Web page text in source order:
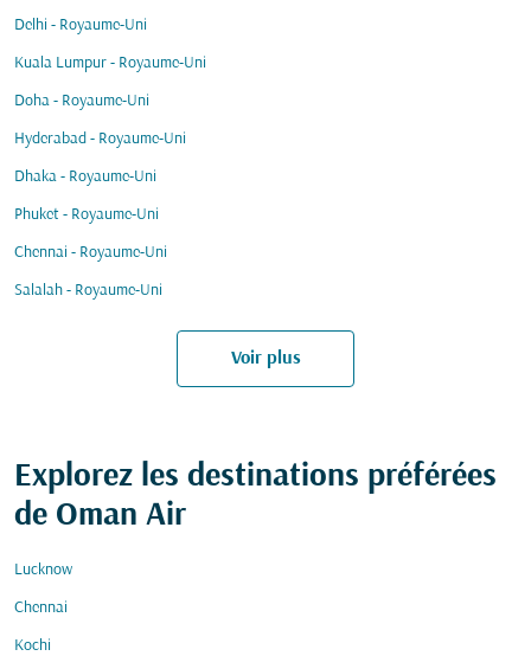
Delhi - Royaume-Uni
Kuala Lumpur - Royaume-Uni
Doha - Royaume-Uni
Hyderabad - Royaume-Uni
Dhaka - Royaume-Uni
Phuket - Royaume-Uni
Chennai - Royaume-Uni
Salalah - Royaume-Uni
Voir plus
Explorez les destinations préférées
de Oman Air
Lucknow
Chennai
Kochi